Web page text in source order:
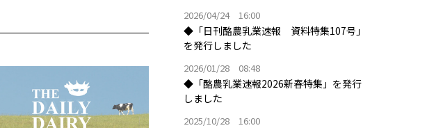
2026/04/24 16:00
◆「日刊酪農乳業速報 資料特集107号」
を発行しました
2026/01/28 08:48
◆「酪農乳業速報2026新春特集」を発行
しました
2025/10/28 16:00